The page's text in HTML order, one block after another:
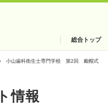
総合トップ
小山歯科衛生士専門学校 第2回 戴帽式
情報